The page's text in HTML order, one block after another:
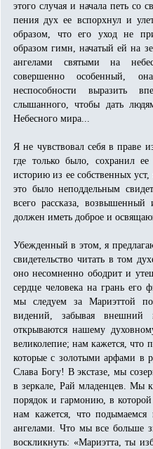
этого случая и начала петь
пения дух ее вспорхнул и
образом, что его уход не
образом гимн, начатый ей на
ангелами святыми на
совершенно особенный,
неспособности выразить
слышанного, чтобы дать
Небесного мира...
Я не чувствовал себя в праве
где только было, сохранил
историю из ее собственных
это было неподдельным
всего рассказа,
должен иметь доброе и
Убежденный в этом, я
свидетельство читать в том
оно несомненно ободрит и
сердце человека на грань его
мы следуем за Мариэттой
видений, забывая
открываются нашему
великолепие; нам кажется, что
которые с золотыми арфами в
Слава Богу! В экстазе, мы
в зеркале, Рай младенцев. Мы
порядок и гармонию, в
нам кажется, что
ангелами. Что мы все больше
воскликнуть: «Мариэтта, ты